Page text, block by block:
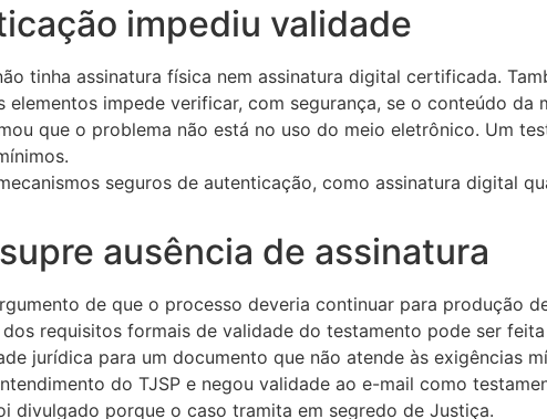
impediu validade
tinha assinatura física nem assinatura digital certificada.
elementos impede verificar, com segurança, se o conteúdo
que o problema não está no uso do meio eletrônico. Um
seguros de autenticação, como assinatura digital
ausência de assinatura
de que o processo deveria continuar para produção
dos requisitos formais de validade do testamento pode ser
jurídica para um documento que não atende às exigências
do TJSP e negou validade ao e-mail como
divulgado porque o caso tramita em segredo de Justiça.